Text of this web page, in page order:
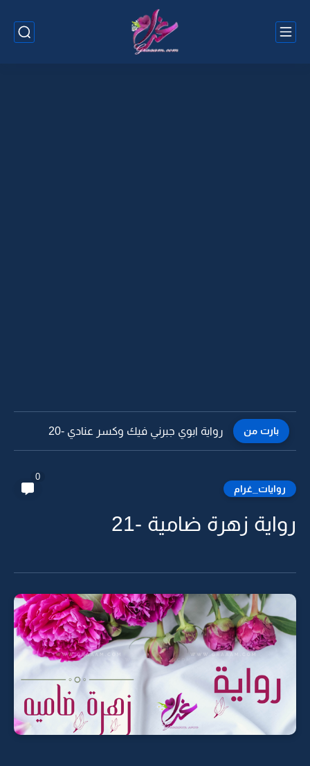
بارت من رواية ابوي جبرني فيك وكسر عنادي -20
روايات_غرام
0
رواية زهرة ضامية -21